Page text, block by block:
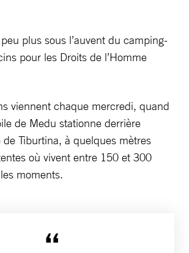
plus sous l’auvent du camping-
pour les Droits de l’Homme
viennent chaque mercredi, quand
de Medu stationne derrière
de Tiburtina, à quelques mètres
où vivent entre 150 et 300
moments.